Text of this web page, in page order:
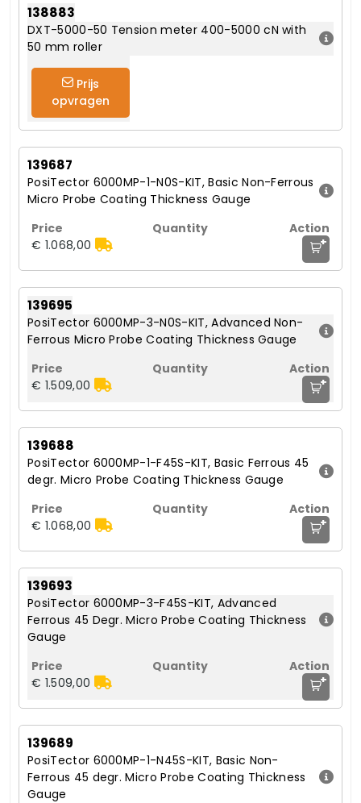
138883
DXT-5000-50 Tension meter 400-5000 cN with
50 mm roller
Prijs
opvragen
139687
PosiTector 6000MP-1-N0S-KIT, Basic Non-Ferrous
Micro Probe Coating Thickness Gauge
€ 1.068,00 +
139695
PosiTector 6000MP-3-N0S-KIT, Advanced Non-
Ferrous Micro Probe Coating Thickness Gauge
€ 1.509,00 +
139688
PosiTector 6000MP-1-F45S-KIT, Basic Ferrous 45
degr. Micro Probe Coating Thickness Gauge
€ 1.068,00 +
139693
PosiTector 6000MP-3-F45S-KIT, Advanced
Ferrous 45 Degr. Micro Probe Coating Thickness
Gauge
€ 1.509,00 +
139689
PosiTector 6000MP-1-N45S-KIT, Basic Non-
Ferrous 45 degr. Micro Probe Coating Thickness
Gauge